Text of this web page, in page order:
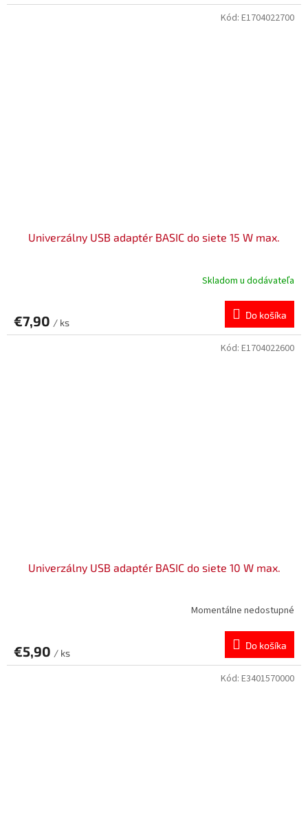
Univerzálny USB adaptér BASIC do siete 15 W max.
Skladom u dodávateľa
€7,90 / ks
Do košíka
Kód: E1704022700
Univerzálny USB adaptér BASIC do siete 10 W max.
Momentálne nedostupné
€5,90 / ks
Do košíka
Kód: E1704022600
Kód: E3401570000